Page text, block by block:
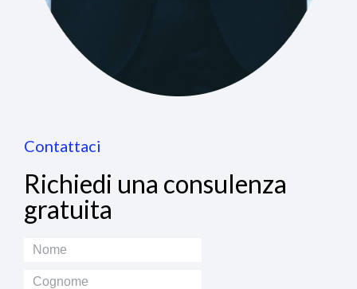
Contattaci
Richiedi una consulenza
gratuita